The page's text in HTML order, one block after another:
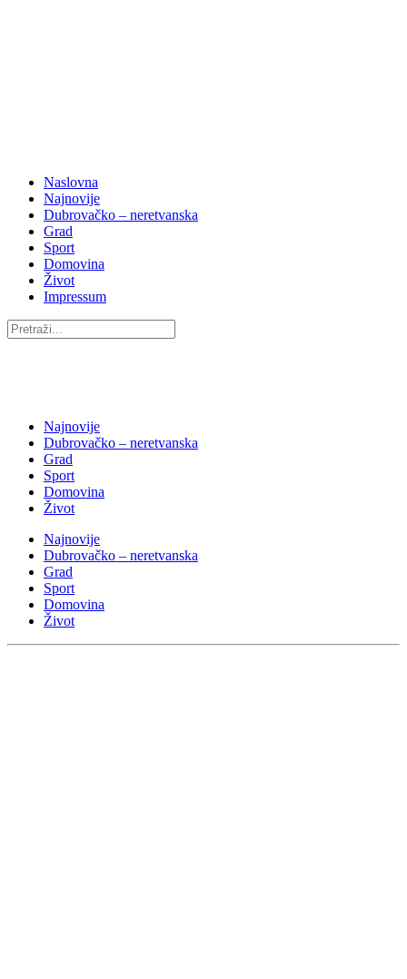
Naslovna
Najnovije
Dubrovačko – neretvanska
Grad
Sport
Domovina
Život
Impressum
Najnovije
Dubrovačko – neretvanska
Grad
Sport
Domovina
Život
Najnovije
Dubrovačko – neretvanska
Grad
Sport
Domovina
Život